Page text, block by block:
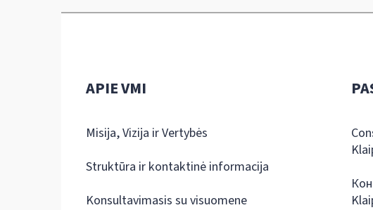
APIE VMI
Misija, Vizija ir Vertybės
Struktūra ir kontaktinė informacija
Konsultavimasis su visuomene